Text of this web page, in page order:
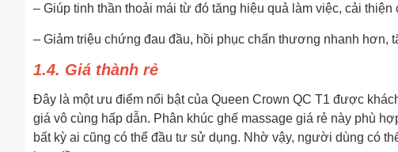
– Giúp tinh thần thoải mái từ đó tăng hiệu quả làm việc, cải
– Giảm triệu chứng đau đầu, hồi phục chấn thương nhanh hơn,
1.4. Giá thành rẻ
Đây là một ưu điểm nổi bật của Queen Crown QC T1 được
giá vô cùng hấp dẫn. Phân khúc ghế massage giá rẻ này phù
bất kỳ ai cũng có thể đầu tư sử dụng. Nhờ vậy, người dùng có